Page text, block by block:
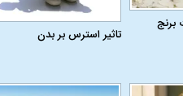
برنج
تاثیر استرس بر بدن